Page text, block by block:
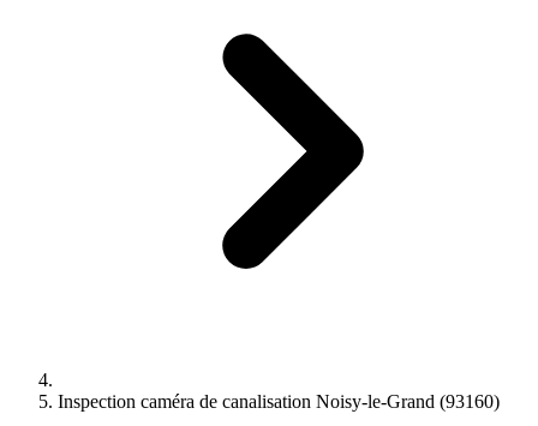
Inspection caméra de canalisation Noisy-le-Grand (93160)